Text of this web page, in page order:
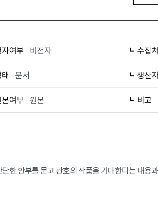
자여부 비전자 수집처
문서 생산
본여부 원본 비고
한 안부를 묻고 관호의 작품을 기대한다는 내용